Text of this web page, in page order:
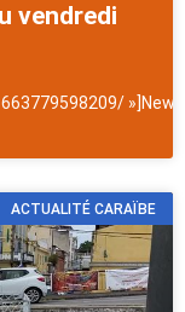
vendredi
ACTUALITÉ CARAÏBE